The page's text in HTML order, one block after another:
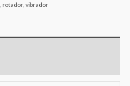
rotador vibrador